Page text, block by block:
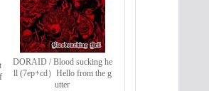
DORAID / Blood sucking he
ll (7ep+cd）Hello from the g
utter